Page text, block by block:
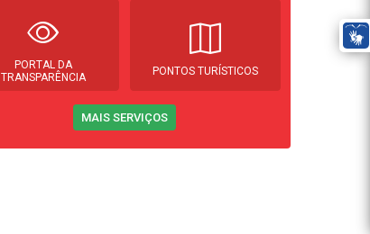
PORTAL DA
TRANSPARÊNCIA
PONTOS TURÍSTICOS
MAIS SERVIÇOS